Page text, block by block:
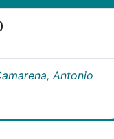
Antonio